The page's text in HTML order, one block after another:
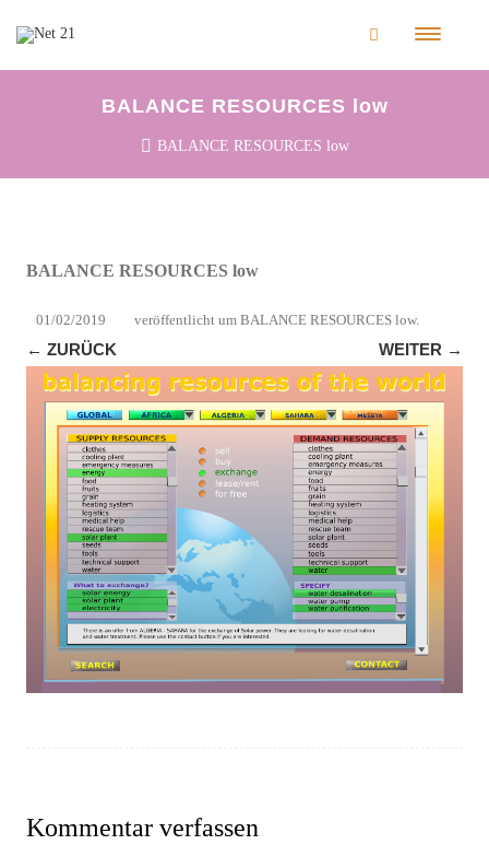
BALANCE RESOURCES low
BALANCE RESOURCES low
BALANCE RESOURCES low
veröffentlicht
01/02/2019 um BALANCE RESOURCES low.
← ZURÜCK WEITER →
Kommentar verfassen